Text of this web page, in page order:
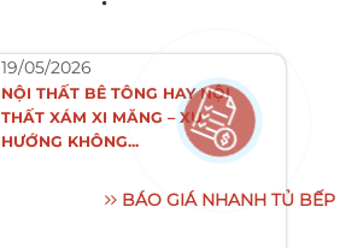
19/05/2026
NỘI THẤT BÊ TÔNG HAY NỘI
THẤT XÁM XI MĂNG – XU
HƯỚNG KHÔNG...
BÁO GIÁ NHANH TỦ BẾP